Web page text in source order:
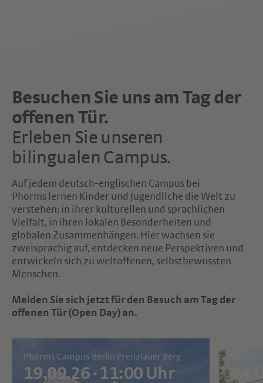
Besuchen Sie uns am Tag der
offenen Tür.
Erleben Sie unseren
bilingualen Campus.
Auf jedem deutsch-englischen Campus bei
Phorms lernen Kinder und Jugendliche die Welt zu
verstehen: in ihrer kulturellen und sprachlichen
Vielfalt, in ihren lokalen Besonderheiten und
globalen Zusammenhängen. Hier wachsen sie
zweisprachig auf, entdecken neue Perspektiven und
entwickeln sich zu weltoffenen, selbstbewussten
Menschen.
Melden Sie sich jetzt für den Besuch am Tag der
offenen Tür (Open Day) an.
Phorms Campus Berlin Prenzlauer Berg
19.09.26 · 11:00 Uhr